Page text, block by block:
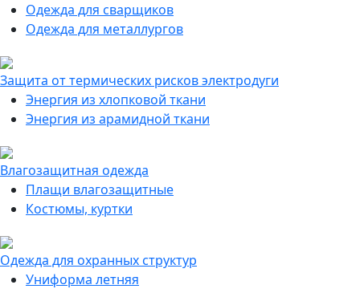
Одежда для сварщиков
Одежда для металлургов
Защита от термических рисков электродуги
Энергия из хлопковой ткани
Энергия из арамидной ткани
Влагозащитная одежда
Плащи влагозащитные
Костюмы, куртки
Одежда для охранных структур
Униформа летняя